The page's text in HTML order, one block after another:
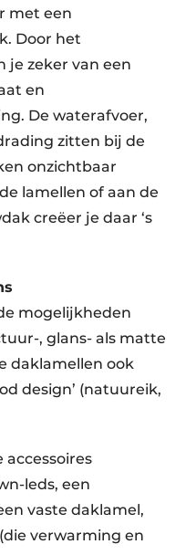
met een
Door het
je zeker van een
en
De waterafvoer,
zitten bij de
onzichtbaar
lamellen of aan de
creëer je daar ‘s
mogelijkheden
, glans- als matte
daklamellen ook
design’ (natuureik,
leds, een
vaste daklamel,
verwarming en